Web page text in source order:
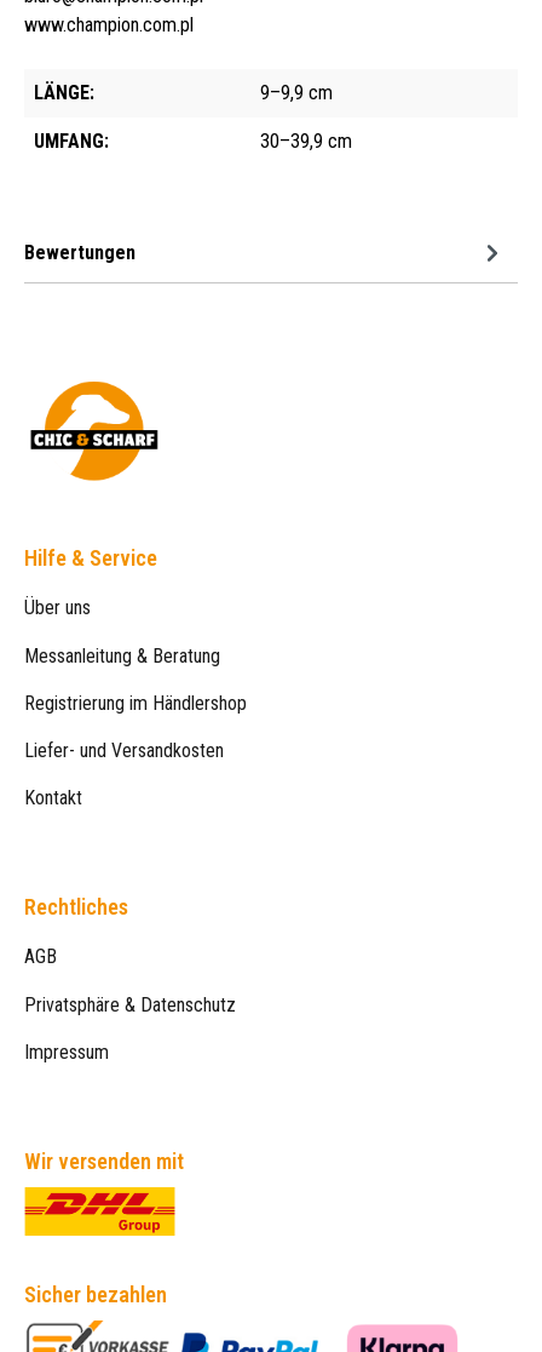
www.champion.com.pl
LÄNGE: 9–9,9 cm
UMFANG: 30–39,9 cm
Bewertungen
Hilfe & Service
Über uns
Messanleitung & Beratung
Registrierung im Händlershop
Liefer- und Versandkosten
Kontakt
Rechtliches
AGB
Privatsphäre & Datenschutz
Impressum
Wir versenden mit
Sicher bezahlen